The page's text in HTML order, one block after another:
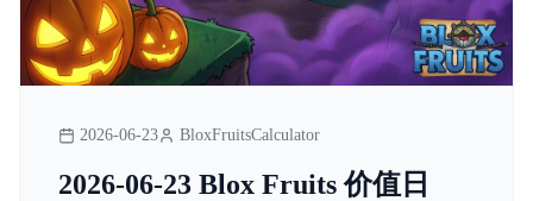
2026-06-23 BloxFruitsCalculator
2026-06-23 Blox Fruits 价值日